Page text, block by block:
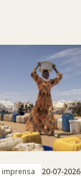
imprensa 20-07-2026